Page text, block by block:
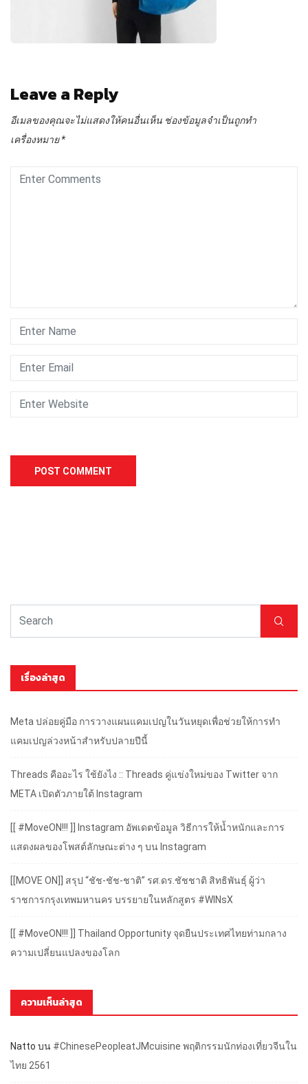
Leave a Reply
อีเมลของคุณจะไม่แสดงให้คนอื่นเห็น ช่องข้อมูลจำเป็นถูกทำ
เครื่องหมาย*
เรื่องล่าสุด
Meta ปล่อยคู่มือ การวางแผนแคมเปญในวันหยุดเพื่อช่วยให้การทำ
แคมเปญล่วงหน้าสำหรับปลายปีนี้
Threads คืออะไร ใช้ยังไง :: Threads คู่แข่งใหม่ของ Twitter จาก
META เปิดตัวภายใต้ Instagram
[[ #MoveON!!! ]] Instagram อัพเดตข้อมูล วิธีการให้น้ำหนักและการ
แสดงผลของโพสต์ลักษณะต่าง ๆ บน Instagram
[[MOVE ON]] สรุป “ชัช-ชัช-ชาติ” รศ.ดร.ชัชชาติ สิทธิพันธุ์ ผู้ว่า
ราชการกรุงเทพมหานคร บรรยายในหลักสูตร #WINsX
[[ #MoveON!!! ]] Thailand Opportunity จุดยืนประเทศไทยท่ามกลาง
ความเปลี่ยนแปลงของโลก
ความเห็นล่าสุด
Natto บน #ChinesePeopleatJMcuisine พฤติกรรมนักท่องเที่ยวจีนใน
ไทย 2561